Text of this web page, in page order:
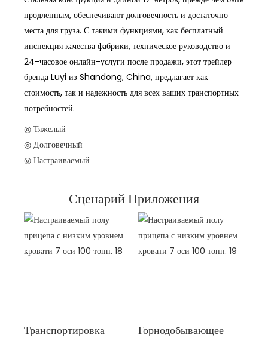
продленным, обеспечивают долговечность и достаточно
места для груза. С такими функциями, как бесплатный
инспекция качества фабрики, техническое руководство и
24-часовое онлайн-услуги после продажи, этот трейлер
бренда Luyi из Shandong, China, предлагает как
стоимость, так и надежность для всех ваших транспортных
потребностей.
◎ Тяжелый
◎ Долговечный
◎ Настраиваемый
Сценарий Приложения
Транспортировка
Горнодобывающее